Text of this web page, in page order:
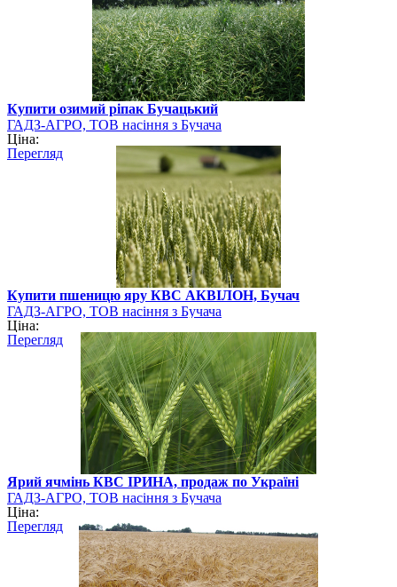
Купити озимий ріпак Бучацький
ГАДЗ-АГРО, ТОВ насіння з Бучача
Ціна:
Перегляд
Купити пшеницю яру КВС АКВІЛОН, Бучач
ГАДЗ-АГРО, ТОВ насіння з Бучача
Ціна:
Перегляд
Ярий ячмінь КВС ІРИНА, продаж по Україні
ГАДЗ-АГРО, ТОВ насіння з Бучача
Ціна:
Перегляд